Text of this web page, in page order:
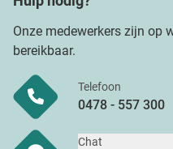
Onze medewerkers zijn op
bereikbaar.
Telefoon
0478 - 557 300
Chat